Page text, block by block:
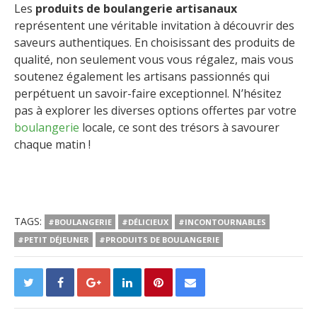
Les produits de boulangerie artisanaux
représentent une véritable invitation à découvrir des
saveurs authentiques. En choisissant des produits de
qualité, non seulement vous vous régalez, mais vous
soutenez également les artisans passionnés qui
perpétuent un savoir-faire exceptionnel. N’hésitez
pas à explorer les diverses options offertes par votre
boulangerie locale, ce sont des trésors à savourer
chaque matin !
TAGS: #BOULANGERIE #DÉLICIEUX
#INCONTOURNABLES
#PETIT DÉJEUNER
#PRODUITS DE BOULANGERIE